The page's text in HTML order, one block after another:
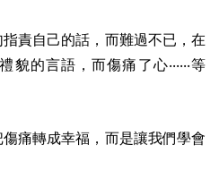
責自己的話，而難過不已，在
的言語，而傷痛了心‧‧‧‧‧‧等
痛轉成幸福，而是讓我們學會